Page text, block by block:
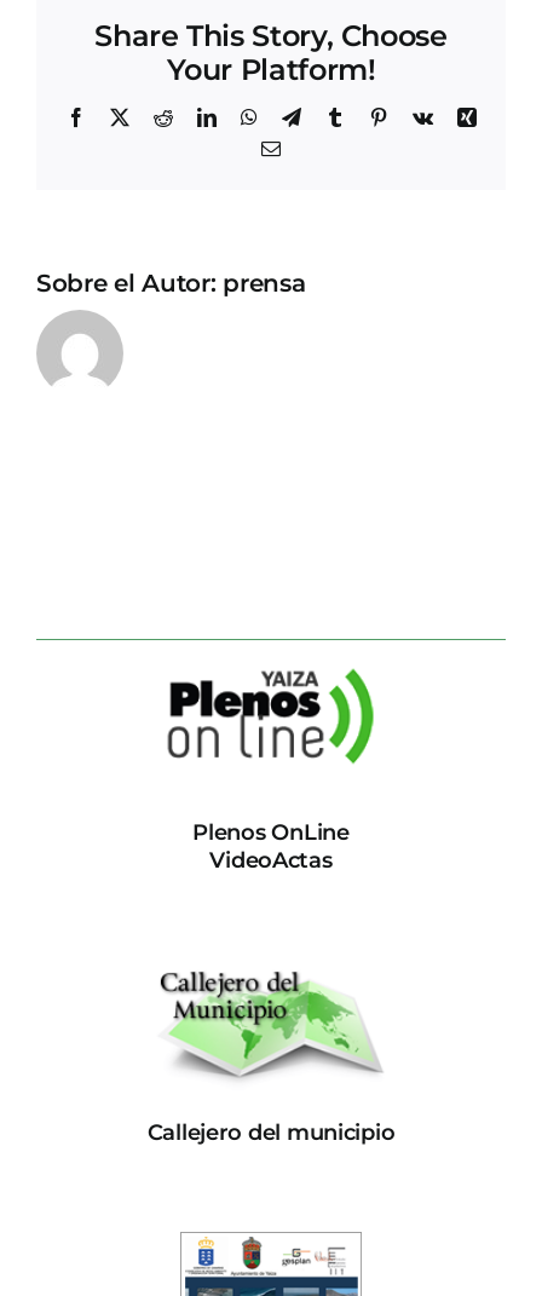
Share This Story, Choose
Your Platform!
Facebook
X RedditLinkedInWhatsApp
TelegramTumblrPinterest
Vk
Xing
Correo
Sobre el Autor: prensa
Plenos OnLine
VideoActas
Callejero del municipio